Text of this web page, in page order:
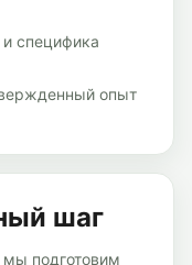
и специфика
опыт
шаг
подготовим